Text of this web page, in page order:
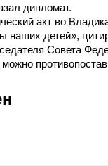
дипломат.
акт во
наших детей»,
Совета